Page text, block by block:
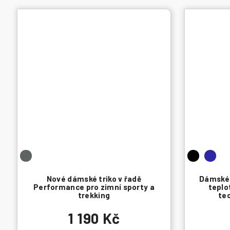
Nové dámské triko v řadě
Performance pro zimní sporty a
trekking
1 190 Kč